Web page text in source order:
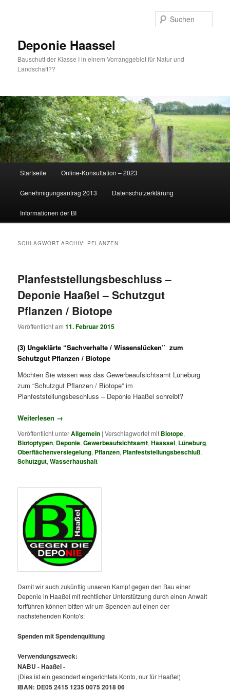
Deponie Haassel
Bauschutt der Klasse I in einem Vorranggebiet für Natur und
Landschaft??
Startseite Online-Konsultation – 2023
Genehmigungsantrag 2013 Datenschutzerklärung
Informationen der BI
SCHLAGWORT-ARCHIV: PFLANZEN
Planfeststellungsbeschluss –
Deponie Haaßel – Schutzgut
Pflanzen / Biotope
Veröffentlicht am11. Februar 2015
(3) Ungeklärte “Sachverhalte / Wissenslücken” zum
Schutzgut Pflanzen / Biotope
Möchten Sie wissen was das Gewerbeaufsichtsamt Lüneburg
zum “Schutzgut Pflanzen / Biotope” im
Planfeststellungsbeschluss – Deponie Haaßel schreibt?
Weiterlesen →
Veröffentlicht unterAllgemein |Verschlagwortet mit Biotope,
Biotoptypen, Deponie,Gewerbeaufsichtsamt,Haassel, Lüneburg,
Oberflächenversiegelung, Pflanzen, Planfeststellungsbeschluß,
Schutzgut,Wasserhaushalt
Damit wir auch zukünftig unseren Kampf gegen den Bau einer
Deponie in Haaßel mit rechtlicher Unterstützung durch einen Anwalt
fortführen können bitten wir um Spenden auf einen der
nachstehenden Konto's:
Spenden mit Spendenquittung
Verwendungszweck:
NABU - Haaßel -
(Dies ist ein gesondert eingerichtets Konto, nur für Haaßel)
IBAN: DE05 2415 1235 0075 2018 06